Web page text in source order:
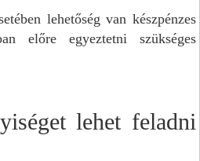
lehetőség van készpénzes
előre egyeztetni szükséges
lehet feladni